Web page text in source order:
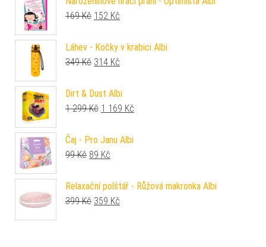
169Kč Původní cena byla: 169 Kč.
152 Kč
Láhev - Kočky v krabici Albi
349Kč Původní cena byla: 349 Kč.
314 Kč
Dirt & Dust Albi
1 299Kč Původní cena byla: 1 299 Kč.
1 169 Kč
Čaj - Pro Janu Albi
99Kč Původní cena byla: 99 Kč.
89 Kč
Relaxační polštář - Růžová makronka Albi
399Kč Původní cena byla: 399 Kč.
359 Kč